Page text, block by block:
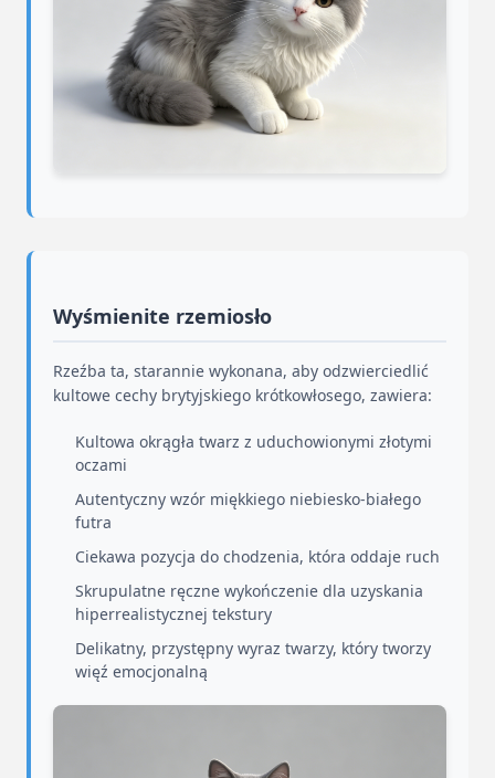
Wyśmienite rzemiosło
Rzeźba ta, starannie wykonana, aby odzwierciedlić
kultowe cechy brytyjskiego krótkowłosego, zawiera:
Kultowa okrągła twarz z uduchowionymi złotymi
oczami
Autentyczny wzór miękkiego niebiesko-białego
futra
Ciekawa pozycja do chodzenia, która oddaje ruch
Skrupulatne ręczne wykończenie dla uzyskania
hiperrealistycznej tekstury
Delikatny, przystępny wyraz twarzy, który tworzy
więź emocjonalną